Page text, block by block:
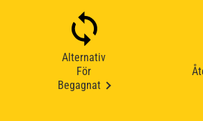
Alternativ
För
Begagnat